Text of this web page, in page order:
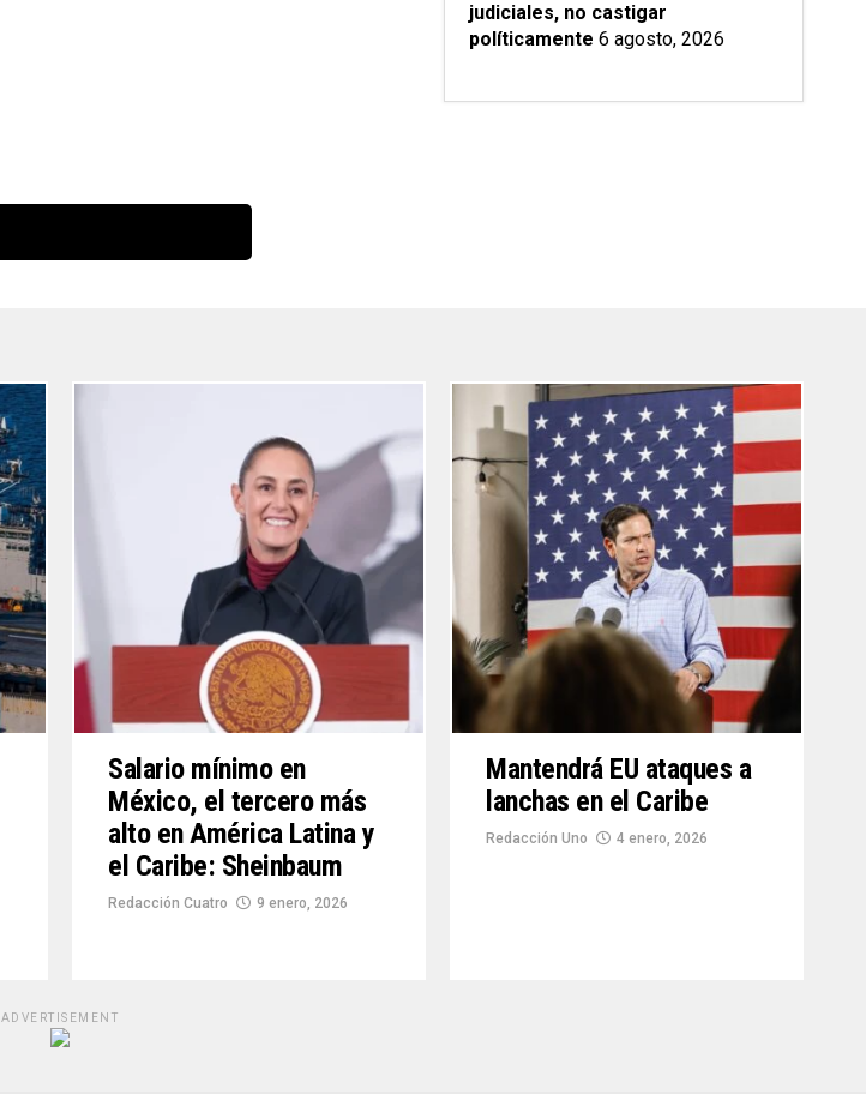
judiciales, no castigar
políticamente 6 agosto, 2026
Salario mínimo en
México, el tercero más
alto en América Latina y
el Caribe: Sheinbaum
Redacción Cuatro 9 enero, 2026
Mantendrá EU ataques a
lanchas en el Caribe
Redacción Uno 4 enero, 2026
ADVERTISEMENT